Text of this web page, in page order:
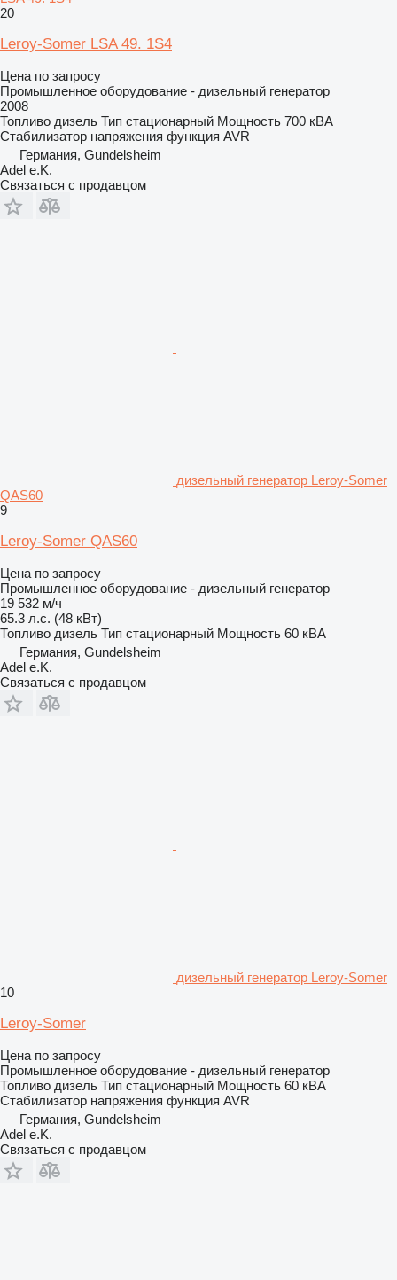
20
Leroy-Somer LSA 49. 1S4
Цена по запросу
Промышленное оборудование - дизельный генератор
2008
Топливо дизель Тип стационарный Мощность 700 кВА
Стабилизатор напряжения функция AVR
Германия, Gundelsheim
Adel e.K.
Связаться с продавцом
дизельный генератор Leroy-Somer
QAS60
9
Leroy-Somer QAS60
Цена по запросу
Промышленное оборудование - дизельный генератор
19 532 м/ч
65.3 л.с. (48 кВт)
Топливо дизель Тип стационарный Мощность 60 кВА
Германия, Gundelsheim
Adel e.K.
Связаться с продавцом
дизельный генератор Leroy-Somer
10
Leroy-Somer
Цена по запросу
Промышленное оборудование - дизельный генератор
Топливо дизель Тип стационарный Мощность 60 кВА
Стабилизатор напряжения функция AVR
Германия, Gundelsheim
Adel e.K.
Связаться с продавцом